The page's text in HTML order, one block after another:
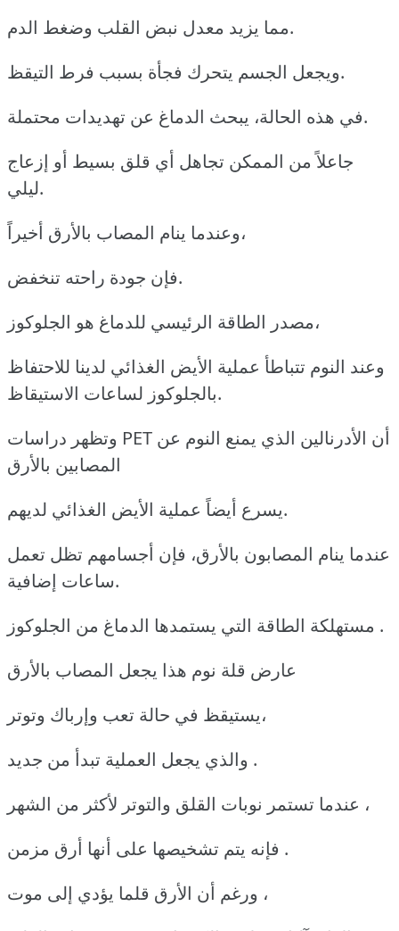
مما يزيد معدل نبض القلب وضغط الدم.
ويجعل الجسم يتحرك فجأة بسبب فرط التيقظ.
في هذه الحالة، يبحث الدماغ عن تهديدات محتملة.
جاعلاً من الممكن تجاهل أي قلق بسيط أو إزعاج
ليلي.
وعندما ينام المصاب بالأرق أخيراً،
فإن جودة راحته تنخفض.
مصدر الطاقة الرئيسي للدماغ هو الجلوكوز،
وعند النوم تتباطأ عملية الأيض الغذائي لدينا للاحتفاظ
بالجلوكوز لساعات الاستيقاظ.
وتظهر دراسات PET أن الأدرنالين الذي يمنع النوم عن
المصابين بالأرق
يسرع أيضاً عملية الأيض الغذائي لديهم.
عندما ينام المصابون بالأرق، فإن أجسامهم تظل تعمل
ساعات إضافية.
مستهلكة الطاقة التي يستمدها الدماغ من الجلوكوز .
عارض قلة نوم هذا يجعل المصاب بالأرق
يستيقظ في حالة تعب وإرباك وتوتر،
والذي يجعل العملية تبدأ من جديد .
عندما تستمر نوبات القلق والتوتر لأكثر من الشهر ،
فإنه يتم تشخيصها على أنها أرق مزمن .
ورغم أن الأرق قلما يؤدي إلى موت ،